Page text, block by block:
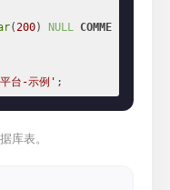
(200) NULL COMME
台-示例' ;
库表。